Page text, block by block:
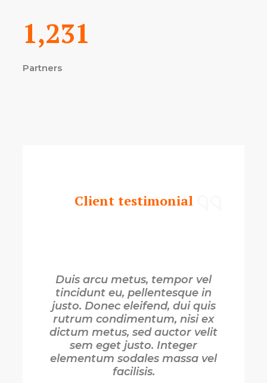
1,231
Partners
Client testimonial
Duis arcu metus, tempor vel
tincidunt eu, pellentesque in
justo. Donec eleifend, dui quis
rutrum condimentum, nisi ex
dictum metus, sed auctor velit
sem eget justo. Integer
elementum sodales massa vel
facilisis.